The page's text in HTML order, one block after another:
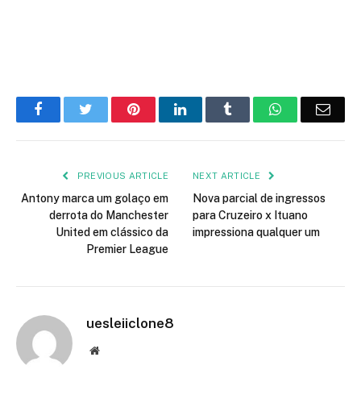
FacebookTwitter PinterestLinkedIn Tumblr WhatsApp
PREVIOUS ARTICLE
Antony marca um golaço em
derrota do Manchester
United em clássico da
Premier League
NEXT ARTICLE
Nova parcial de ingressos
para Cruzeiro x Ituano
impressiona qualquer um
uesleiiclone8
Website